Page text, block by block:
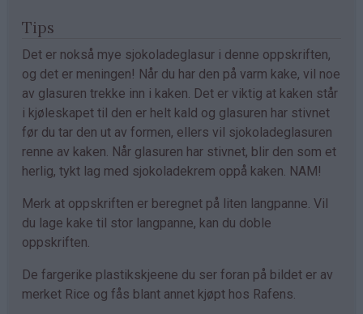
Tips
Det er nokså mye sjokoladeglasur i denne oppskriften,
og det er meningen! Når du har den på varm kake, vil noe
av glasuren trekke inn i kaken. Det er viktig at kaken står
i kjøleskapet til den er helt kald og glasuren har stivnet
før du tar den ut av formen, ellers vil sjokoladeglasuren
renne av kaken. Når glasuren har stivnet, blir den som et
herlig, tykt lag med sjokoladekrem oppå kaken. NAM!
Merk at oppskriften er beregnet på liten langpanne. Vil
du lage kake til stor langpanne, kan du doble
oppskriften.
De fargerike plastikskjeene du ser foran på bildet er av
merket Rice og fås blant annet kjøpt hos Rafens.